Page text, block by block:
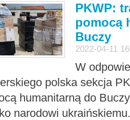
PKWP:
pomocą
Buczy
2022-04-11
W
polska sekcja
humanitarną do
narodowi